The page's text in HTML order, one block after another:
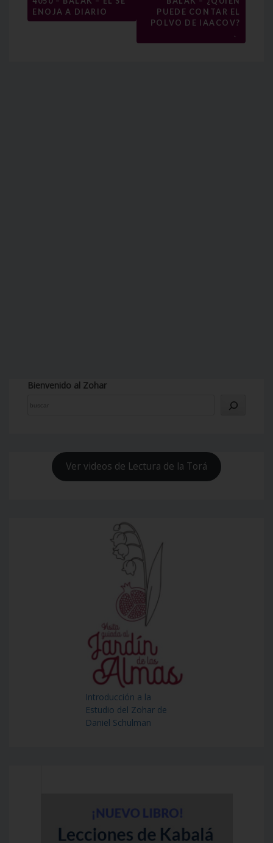
entradas
ENOJA A DIARIO
PUEDE CONTAR EL
POLVO DE IAACOV?
→
Bienvenido al Zohar
Ver videos de Lectura de la Torá
Introducción a la
Estudio del Zohar de
Daniel Schulman